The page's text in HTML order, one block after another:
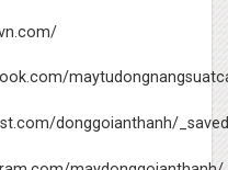
donggoianthanh/